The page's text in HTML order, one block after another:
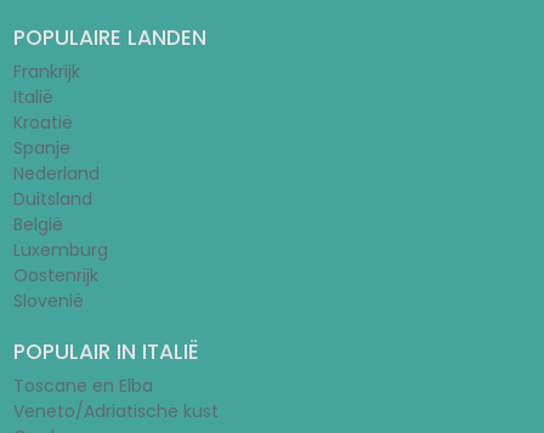
POPULAIRE LANDEN
Frankrijk
Italië
Kroatië
Spanje
Nederland
Duitsland
België
Luxemburg
Oostenrijk
Slovenië
POPULAIR IN ITALIË
Toscane en Elba
Veneto/Adriatische kust